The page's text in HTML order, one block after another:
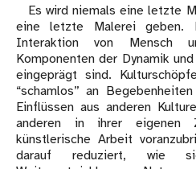
Es wird niemals eine letzte
eine letzte Malerei
Interaktion von Mensch
Komponenten der Dynamik
eingeprägt sind.
“schamlos” an
Einflüssen aus anderen
anderen in ihrer eigenen
künstlerische Arbeit
darauf reduziert, wie